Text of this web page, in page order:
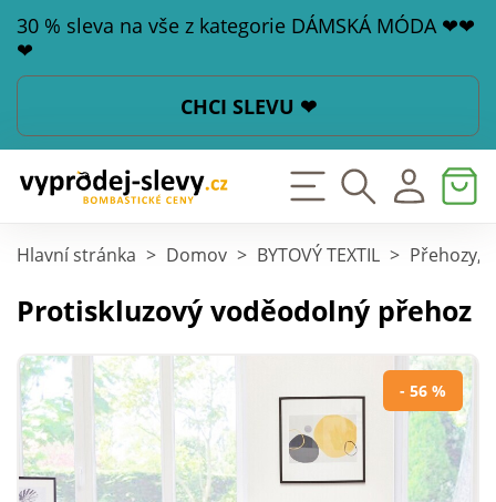
30 % sleva na vše z kategorie DÁMSKÁ MÓDA ❤❤
❤
CHCI SLEVU ❤
Hlavní stránka > Domov > BYTOVÝ TEXTIL > Přehozy,
Protiskluzový voděodolný přehoz
- 56 %